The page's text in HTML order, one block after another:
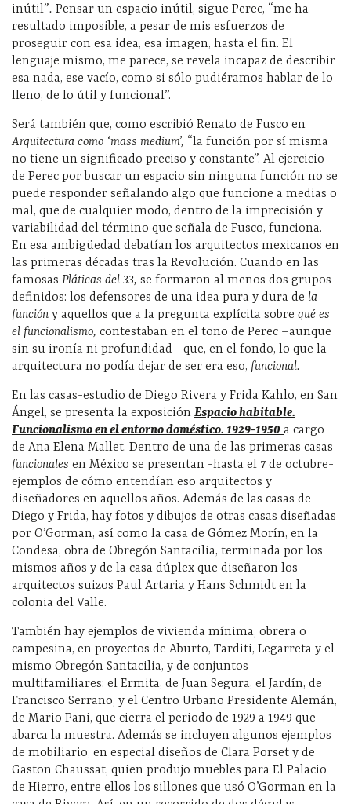
inútil”. Pensar un espacio inútil, sigue Perec, “me ha
resultado imposible, a pesar de mis esfuerzos de
proseguir con esa idea, esa imagen, hasta el fin. El
lenguaje mismo, me parece, se revela incapaz de describir
esa nada, ese vacío, como si sólo pudiéramos hablar de lo
lleno, de lo útil y funcional”.
Será también que, como escribió Renato de Fusco en
Arquitectura como ‘mass medium’, “la función por sí misma
no tiene un significado preciso y constante”. Al ejercicio
de Perec por buscar un espacio sin ninguna función no se
puede responder señalando algo que funcione a medias o
mal, que de cualquier modo, dentro de la imprecisión y
variabilidad del término que señala de Fusco, funciona.
En esa ambigüedad debatían los arquitectos mexicanos en
las primeras décadas tras la Revolución. Cuando en las
famosas Pláticas del 33, se formaron al menos dos grupos
definidos: los defensores de una idea pura y dura de la
función y aquellos que a la pregunta explícita sobre qué es
el funcionalismo, contestaban en el tono de Perec –aunque
sin su ironía ni profundidad– que, en el fondo, lo que la
arquitectura no podía dejar de ser era eso, funcional.
En las casas-estudio de Diego Rivera y Frida Kahlo, en San
Ángel, se presenta la exposición Espacio habitable.
Funcionalismo en el entorno doméstico. 1929-1950 a cargo
de Ana Elena Mallet. Dentro de una de las primeras casas
funcionales en México se presentan -hasta el 7 de octubre-
ejemplos de cómo entendían eso arquitectos y
diseñadores en aquellos años. Además de las casas de
Diego y Frida, hay fotos y dibujos de otras casas diseñadas
por O’Gorman, así como la casa de Gómez Morín, en la
Condesa, obra de Obregón Santacilia, terminada por los
mismos años y de la casa dúplex que diseñaron los
arquitectos suizos Paul Artaria y Hans Schmidt en la
colonia del Valle.
También hay ejemplos de vivienda mínima, obrera o
campesina, en proyectos de Aburto, Tarditi, Legarreta y el
mismo Obregón Santacilia, y de conjuntos
multifamiliares: el Ermita, de Juan Segura, el Jardín, de
Francisco Serrano, y el Centro Urbano Presidente Alemán,
de Mario Pani, que cierra el periodo de 1929 a 1949 que
abarca la muestra. Además se incluyen algunos ejemplos
de mobiliario, en especial diseños de Clara Porset y de
Gaston Chaussat, quien produjo muebles para El Palacio
de Hierro, entre ellos los sillones que usó O’Gorman en la